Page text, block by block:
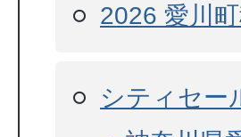
2026 愛川
シティセー